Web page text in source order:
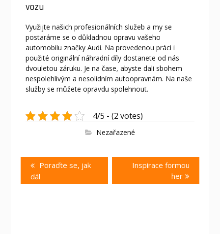
vozu
Využijte našich profesionálních služeb a my se
postaráme se o důkladnou opravu vašeho
automobilu značky Audi. Na provedenou práci i
použité originální náhradní díly dostanete od nás
dvouletou záruku. Je na čase, abyste dali sbohem
nespolehlivým a nesolidním autoopravnám. Na naše
služby se můžete opravdu spolehnout.
4/5 - (2 votes)
Nezařazené
Navigace
pro
příspěvek
Previous
post:
Poraďte se, jak
dál
Next
Inspirace formou
her